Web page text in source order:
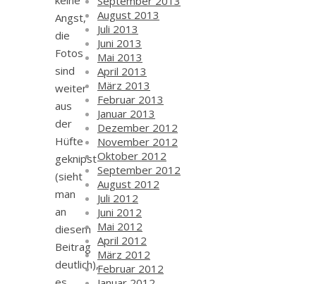
Angst,
die
Fotos
sind
weiter
aus
der
Hüfte
geknipst
(sieht
man
an
diesem
Beitrag
deutlich),
August 2013
Juli 2013
Juni 2013
Mai 2013
April 2013
März 2013
Februar 2013
Januar 2013
Dezember 2012
November 2012
Oktober 2012
September 2012
August 2012
Juli 2012
Juni 2012
Mai 2012
April 2012
März 2012
Februar 2012